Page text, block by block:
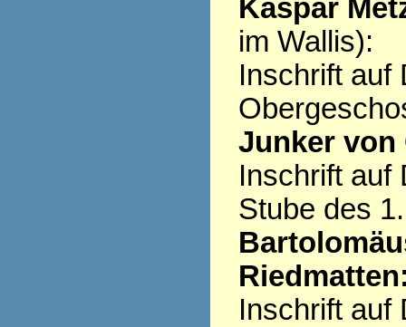
Kaspar
im Wallis):
Inschrift auf
Junker von
Inschrift auf
Stube des
Inschrift auf